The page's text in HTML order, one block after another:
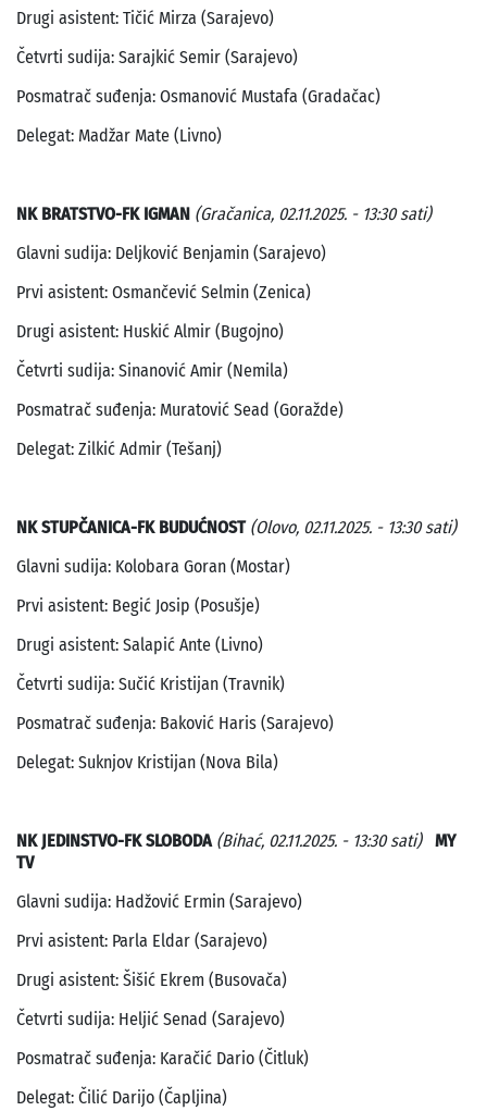
Drugi asistent: Tičić Mirza (Sarajevo)
Četvrti sudija: Sarajkić Semir (Sarajevo)
Posmatrač suđenja: Osmanović Mustafa (Gradačac)
Delegat: Madžar Mate (Livno)
NK BRATSTVO-FK IGMAN (Gračanica, 02.11.2025. - 13:30 sati)
Glavni sudija: Deljković Benjamin (Sarajevo)
Prvi asistent: Osmančević Selmin (Zenica)
Drugi asistent: Huskić Almir (Bugojno)
Četvrti sudija: Sinanović Amir (Nemila)
Posmatrač suđenja: Muratović Sead (Goražde)
Delegat: Zilkić Admir (Tešanj)
NK STUPČANICA-FK BUDUĆNOST (Olovo, 02.11.2025. - 13:30 sati)
Glavni sudija: Kolobara Goran (Mostar)
Prvi asistent: Begić Josip (Posušje)
Drugi asistent: Salapić Ante (Livno)
Četvrti sudija: Sučić Kristijan (Travnik)
Posmatrač suđenja: Baković Haris (Sarajevo)
Delegat: Suknjov Kristijan (Nova Bila)
NK JEDINSTVO-FK SLOBODA (Bihać, 02.11.2025. - 13:30 sati)
MY
TV
Glavni sudija: Hadžović Ermin (Sarajevo)
Prvi asistent: Parla Eldar (Sarajevo)
Drugi asistent: Šišić Ekrem (Busovača)
Četvrti sudija: Heljić Senad (Sarajevo)
Posmatrač suđenja: Karačić Dario (Čitluk)
Delegat: Čilić Darijo (Čapljina)